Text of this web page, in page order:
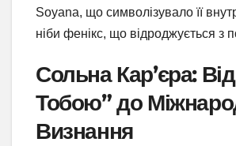
Soyana, що символізувало її
ніби фенікс, що відроджується з
Сольна Кар’єра:
Тобою” до
Визнання